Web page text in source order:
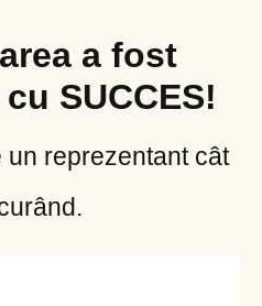
a fost
SUCCES!
un reprezentant cât